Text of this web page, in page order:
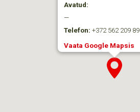
Avatud:
—
Telefon: +372 562 209 89
Vaata Google Mapsis